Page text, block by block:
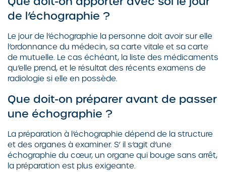
de l’échographie ?
Le jour de l’échographie la personne doit avoir sur elle
l’ordonnance du médecin, sa carte vitale et sa carte
de mutuelle. Le cas échéant, la liste des médicaments
qu’elle prend, et le résultat des récents examens de
radiologie si elle en possède.
Que doit-on préparer avant de passer
une échographie ?
La préparation à l’échographie dépend de la structure
et des organes à examiner. S’ il s’agit d’une
échographie du cœur, un organe qui bouge sans arrêt,
la préparation est plus exigeante.